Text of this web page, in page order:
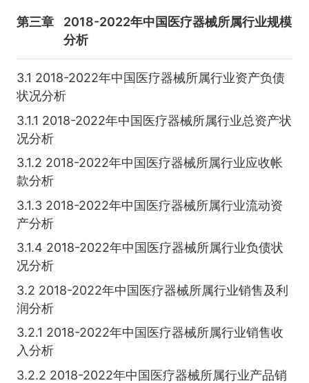
第三章
2018-2022年中国医疗器械所属行业规模
分析
3.1 2018-2022年中国医疗器械所属行业资产负债
状况分析
3.1.1 2018-2022年中国医疗器械所属行业总资产状
况分析
3.1.2 2018-2022年中国医疗器械所属行业应收帐
款分析
3.1.3 2018-2022年中国医疗器械所属行业流动资
产分析
3.1.4 2018-2022年中国医疗器械所属行业负债状
况分析
3.2 2018-2022年中国医疗器械所属行业销售及利
润分析
3.2.1 2018-2022年中国医疗器械所属行业销售收
入分析
3.2.2 2018-2022年中国医疗器械所属行业产品销